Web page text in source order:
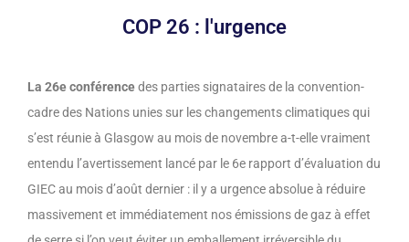
COP 26 : l'urgence
La 26e conférencedes parties signataires de la convention-
cadre des Nations unies sur les changements climatiques qui
s’est réunie à Glasgow au mois de novembre a-t-elle vraiment
entendu l’avertissement lancé par le 6e rapport d’évaluation du
GIEC au mois d’août dernier : il y a urgence absolue à réduire
massivement et immédiatement nos émissions de gaz à effet